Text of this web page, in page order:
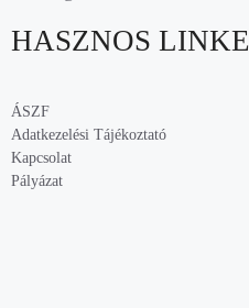
HASZNOS
ÁSZF
Adatkezelési Tájékoztató
Kapcsolat
Pályázat